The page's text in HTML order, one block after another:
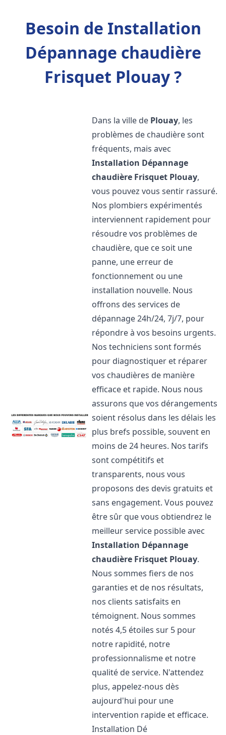
Besoin de Installation
Dépannage chaudière
Frisquet Plouay ?
Dans la ville de Plouay, les
problèmes de chaudière sont
fréquents, mais avec
Installation Dépannage
chaudière Frisquet Plouay,
vous pouvez vous sentir rassuré.
Nos plombiers expérimentés
interviennent rapidement pour
résoudre vos problèmes de
chaudière, que ce soit une
panne, une erreur de
fonctionnement ou une
installation nouvelle. Nous
offrons des services de
dépannage 24h/24, 7j/7, pour
répondre à vos besoins urgents.
Nos techniciens sont formés
pour diagnostiquer et réparer
vos chaudières de manière
efficace et rapide. Nous nous
assurons que vos dérangements
soient résolus dans les délais les
plus brefs possible, souvent en
moins de 24 heures. Nos tarifs
sont compétitifs et
transparents, nous vous
proposons des devis gratuits et
sans engagement. Vous pouvez
être sûr que vous obtiendrez le
meilleur service possible avec
Installation Dépannage
chaudière Frisquet Plouay.
Nous sommes fiers de nos
garanties et de nos résultats,
nos clients satisfaits en
témoignent. Nous sommes
notés 4,5 étoiles sur 5 pour
notre rapidité, notre
professionnalisme et notre
qualité de service. N'attendez
plus, appelez-nous dès
aujourd'hui pour une
intervention rapide et efficace.
Installation Dé